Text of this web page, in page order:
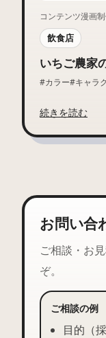
コンテンツ漫画
飲食店
いちご農家
#カラー#キャラ
続きを読む
お問い合
ご相談・お
ぞ。
ご相談の例
目的（